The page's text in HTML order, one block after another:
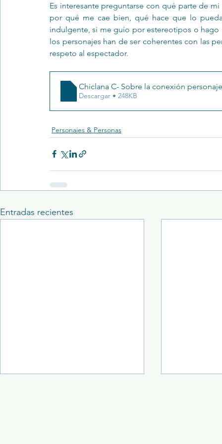
Es interesante preguntarse con qué parte de
por qué me cae bien, qué hace que lo
indulgente, si me guío por estereotipos o
los personajes han de ser coherentes con las
respeto al espectador.
Chiclana C- Sobre la conexión
Descargar • 248KB
Personajes & Personas
Entradas recientes